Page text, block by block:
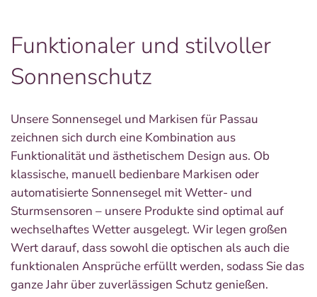
Funktionaler und stilvoller
Sonnenschutz
Unsere Sonnensegel und Markisen für Passau
zeichnen sich durch eine Kombination aus
Funktionalität und ästhetischem Design aus. Ob
klassische, manuell bedienbare Markisen oder
automatisierte Sonnensegel mit Wetter- und
Sturmsensoren – unsere Produkte sind optimal auf
wechselhaftes Wetter ausgelegt. Wir legen großen
Wert darauf, dass sowohl die optischen als auch die
funktionalen Ansprüche erfüllt werden, sodass Sie das
ganze Jahr über zuverlässigen Schutz genießen.